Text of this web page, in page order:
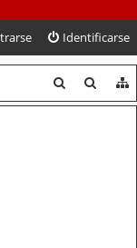
Identificarse
u
u